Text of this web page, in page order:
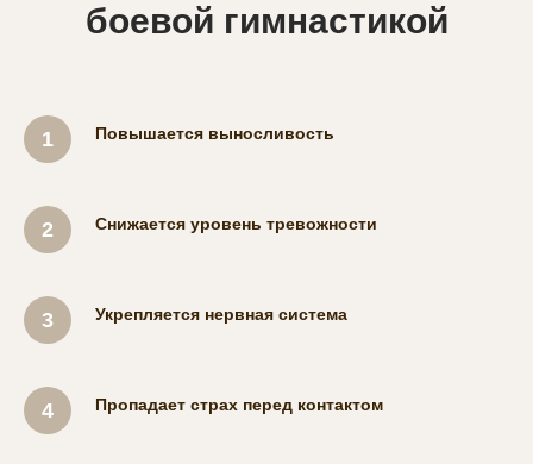
боевой гимнастикой
Повышается выносливость
Снижается уровень тревожности
Укрепляется нервная система
Пропадает страх перед контактом